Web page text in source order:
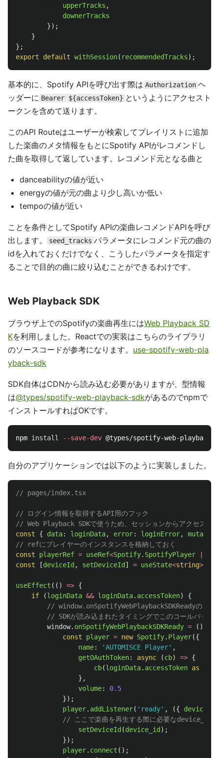
upperTracks ,
downerTracks
});
}
};
export
default withSession( recommendedTracks);
基本的に、Spotify APIを呼び出す際は Authorization ヘ
ッダーに Bearer ${accessToken} というようにアクセスト
ークンを含めて送ります。
このAPI Routeはユーザーが検索してプレイリストに追加
した楽曲のメタ情報をもとにSpotify APIがレコメンドし
た曲を取得して返しています。レコメンド元となる曲と
danceabilityの値が近い
energyの値が元の曲より少し高いか低い
tempoの値が近い
ことを条件としてSpotify APIの楽曲レコメンドAPIを呼び
出します。
seed_tracks パラメータにレコメンド元の曲の
idを入れておくだけでなく、こうしたパラメータを指定す
ることで目的の曲に絞り込むことができるわけです。
Web Playback SDK
ブラウザ上でのSpotifyの楽曲再生にはWeb Playback SD
Kを利用しました。Reactでの実装はこちらのライブラリ
のソースコードが参考になります。 use-spotify-web-pla
yback-sdk
SDK自体はCDNから読み込む必要がありますが、型情報
は@types/spotify-web-playback-sdkがあるのでnpmで
インストールすればOKです。
npm install --save-dev
自分のアプリケーションでは以下のように実装しました。
// pages/index.tsx
// ログイン情報を取得するAPI用のフック
// Web Playback SDKで使うため、セッションからアクセスト
const
{ data: loginData, error: loginError, mutate
// refにプレイヤーのインスタンスを格納しておく
const
playerRef = useRef<Spotify. SpotifyPlayer
const
[deviceId , setDeviceId ] = useState<string>
useEffect (() => {
if
(loginData && loginData. accessToken)
{
// window.onSpotifyWebPlaybackSDKReadyのコー
// SDKが読み込まれたタイミングでこのコールバック
window. onSpotifyWebPlaybackSDKReady = ()
const
player = new Spotify. Player({
name: 'AUTOMISCE Player' ,
getOAuthToken: async (cb) => {
cb(loginData. accessToken as
},
volume:
0.5
});
player. addListener( ' ready' , ({
device_id
// ここで楽曲を再生する際に必要なdevice_id
setDeviceId (device_id );
});
player. connect ();